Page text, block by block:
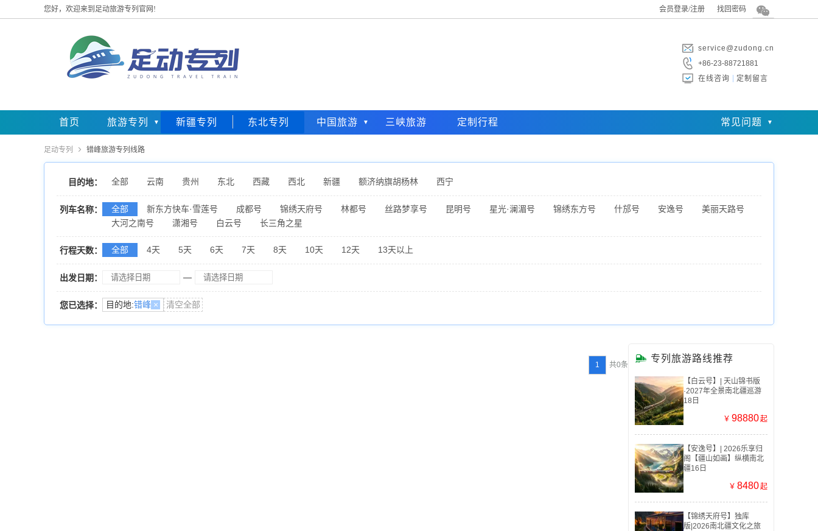
您好，欢迎来到足动旅游专列官网! 会员登录/注册 找回密码
service@zudong.cn
+86-23-88721881
在线咨询
定制留言
首页 旅游专列 新疆专列 东北专列 中国旅游 三峡旅游 定制行程 常见问题
足动专列  错峰旅游专列线路
目的地： 全部 云南 贵州 东北 西藏 西北 新疆 额济纳旗胡杨林 西宁
列车名称： 全部 新东方快车·雪莲号 成都号 锦绣天府号 林都号 丝路梦享号 昆明号 星光·澜湄号 锦绣东方号 什邡号 安逸号
美丽天路号
大河之南号
潇湘号 白云号 长三角之星
行程天数： 全部 4天 5天 6天 7天 8天 10天 12天 13天以上
出发日期： —
您已选择： 目的地:错峰 × 清空全部
共0条
1  专列旅游路线推荐
【白云号】| 天山锦书版
·2027年全景南北疆巡游
18日
￥ 98880起
【安逸号】| 2026乐享归
阁【疆山如画】纵横南北
疆16日
￥ 8480起
【锦绣天府号】独库
版|2026南北疆文化之旅